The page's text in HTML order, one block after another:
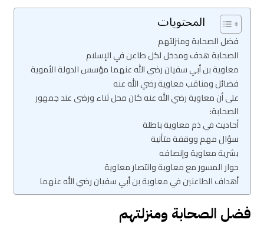
المحتويات
فضل الصحابة ومنزلتهم
الصحابة هدف ومدخل لكل طاعن في الإسلام
معاوية بن أبي سفيان رضي الله عنهما مؤسس الدولة الأموية
فضائل ومناقب معاوية رضي الله عنه
على أن معاوية رضي الله عنه كان محل ثناء ورضى عند جمهور
الصحابة:
أحاديث في ذم معاوية باطلة
سؤال مهم ووقفة متأنية
بشرية معاوية وإنصافه
حوار المسور مع معاوية وانتصار معاوية
أهداف الطاعنين في معاوية بن أبي سفيان رضي الله عنهما
فضل الصحابة ومنزلتهم